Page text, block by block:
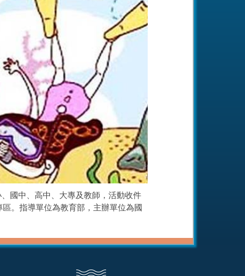
國中、高中、大專及教師，活動收件
。指導單位為教育部，主辦單位為國